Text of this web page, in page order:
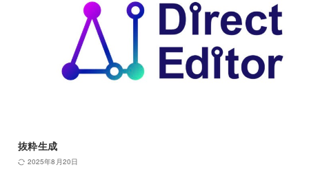
抜粋生成
2025年8月20日